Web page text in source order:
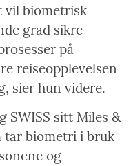
vil biometrisk
grad sikre
på
reiseopplevelsen
sier hun videre.
SWISS sitt Miles &
tar biometri i bruk
og